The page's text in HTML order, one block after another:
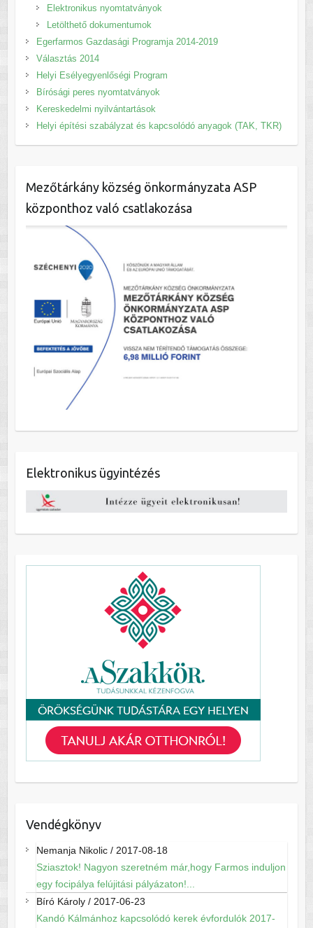
Elektronikus nyomtatványok
Letölthető dokumentumok
Egerfarmos Gazdasági Programja 2014-2019
Választás 2014
Helyi Esélyegyenlőségi Program
Bírósági peres nyomtatványok
Kereskedelmi nyilvántartások
Helyi építési szabályzat és kapcsolódó anyagok (TAK, TKR)
Mezőtárkány község önkormányzata ASP
központhoz való csatlakozása
Elektronikus ügyintézés
Vendégkönyv
Nemanja Nikolic/ 2017-08-18
Sziasztok! Nagyon szeretném már,hogy Farmos induljon
egy focipálya felújitási pályázaton!...
Bíró Károly/ 2017-06-23
Kandó Kálmánhoz kapcsolódó kerek évfordulók 2017-